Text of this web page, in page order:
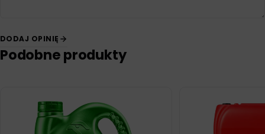
DODAJ OPINIĘ
Podobne produkty